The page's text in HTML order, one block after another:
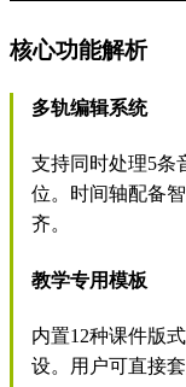
核心功能解析
多轨编辑系统
支持同时处理5条
位。时间轴配备
齐。
教学专用模板
内置12种课件版
设。用户可直接